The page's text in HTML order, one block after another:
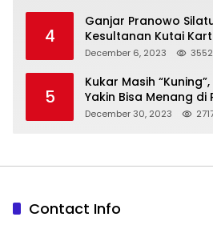
4
Ganjar Pranowo
Kesultanan Kutai
December 6, 2023 3552
5
Kukar Masih
Yakin Bisa Menang di
December 30, 2023
Contact Info